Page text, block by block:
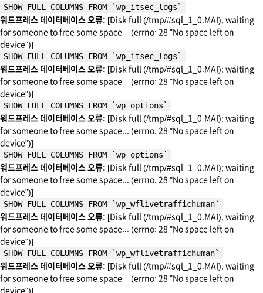
SHOW FULL COLUMNS FROM `wp_itsec_logs`
워드프레스 데이터베이스 오류: [Disk full (/tmp/#sql_1_0.MAI); waiting
for someone to free some space... (errno: 28 "No space left on
device")]
SHOW FULL COLUMNS FROM `wp_itsec_logs`
워드프레스 데이터베이스 오류: [Disk full (/tmp/#sql_1_0.MAI); waiting
for someone to free some space... (errno: 28 "No space left on
device")]
SHOW FULL COLUMNS FROM `wp_options`
워드프레스 데이터베이스 오류: [Disk full (/tmp/#sql_1_0.MAI); waiting
for someone to free some space... (errno: 28 "No space left on
device")]
SHOW FULL COLUMNS FROM `wp_options`
워드프레스 데이터베이스 오류: [Disk full (/tmp/#sql_1_0.MAI); waiting
for someone to free some space... (errno: 28 "No space left on
device")]
SHOW FULL COLUMNS FROM `wp_wflivetraffichuman`
워드프레스 데이터베이스 오류: [Disk full (/tmp/#sql_1_0.MAI); waiting
for someone to free some space... (errno: 28 "No space left on
device")]
SHOW FULL COLUMNS FROM `wp_wflivetraffichuman`
워드프레스 데이터베이스 오류: [Disk full (/tmp/#sql_1_0.MAI); waiting
for someone to free some space... (errno: 28 "No space left on
device")]